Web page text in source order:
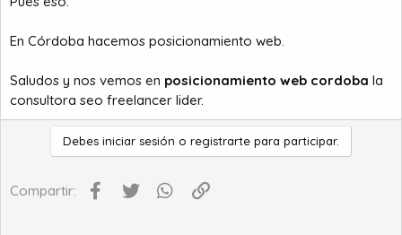
En Córdoba hacemos posicionamiento web.
Saludos y nos vemos en posicionamiento web cordoba la
consultora seo freelancer lider.
Debes iniciar sesión o registrarte para participar.
Compartir: Facebook
Twitter WhatsApp